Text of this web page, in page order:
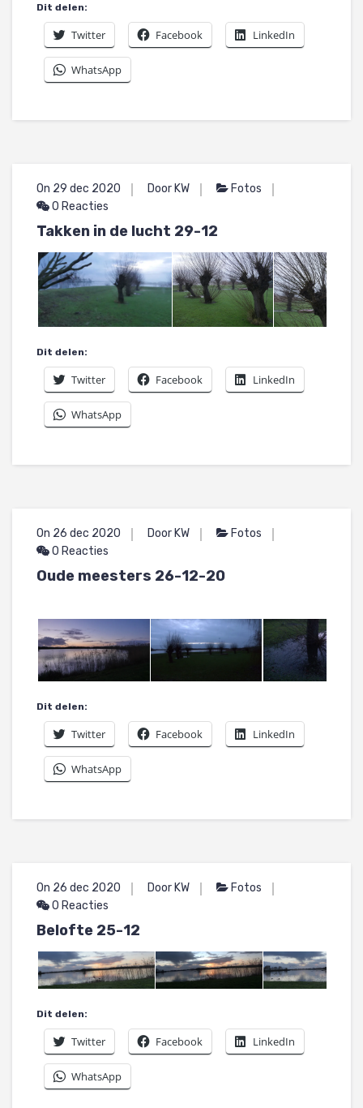
Dit delen:
Twitter Facebook LinkedIn
WhatsApp
On 29 dec 2020 Door KW
Fotos
0 Reacties
Takken in de lucht 29-12
Dit delen:
Twitter Facebook LinkedIn
WhatsApp
On 26 dec 2020 Door KW
Fotos
0 Reacties
Oude meesters 26-12-20
Dit delen:
Twitter Facebook LinkedIn
WhatsApp
On 26 dec 2020 Door KW
Fotos
0 Reacties
Belofte 25-12
Dit delen:
Twitter Facebook LinkedIn
WhatsApp